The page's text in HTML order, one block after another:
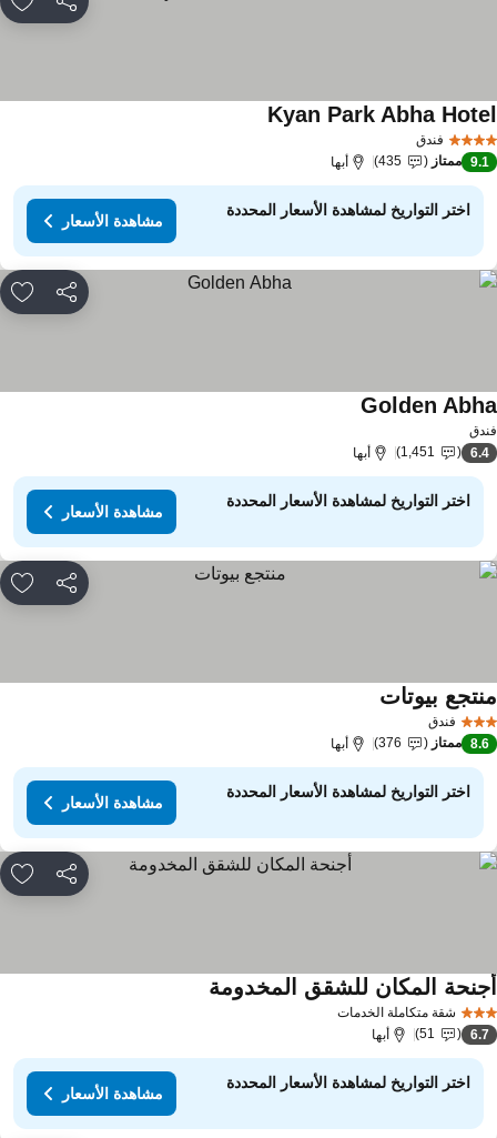
مشاركة
فندق
Kyan Park Abhaمشاهدة الأسعار
9.1 ممتاز 435 أبها
اختر التواريخ لمشاهدة الأسعار المحددة
مشاهدة الأسعار
مشاركة
Goldenمشاهدة الأسعار
6.4
1,451 أبها
اختر التواريخ لمشاهدة الأسعار المحددة
مشاهدة الأسعار
مشاركة
فندق
بيوتاتمشاهدة الأسعار
8.6 ممتاز 376 أبها
اختر التواريخ لمشاهدة الأسعار المحددة
مشاهدة الأسعار
مشاركة
شقة متكاملة الخدمات
المكان للشقق المخدومةمشاهدة الأسعار
6.7
51 أبها
اختر التواريخ لمشاهدة الأسعار المحددة
مشاهدة الأسعار